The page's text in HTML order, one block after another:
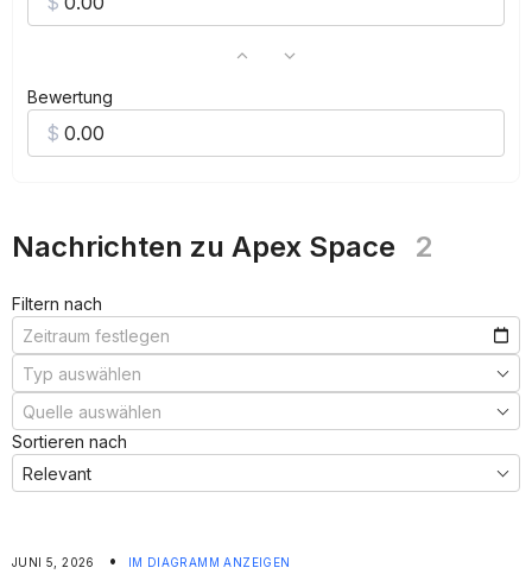
Bewertung
Nachrichten zu Apex Space 2
Filtern nach
Sortieren nach
JUNI 5, 2026 • IM DIAGRAMM ANZEIGEN